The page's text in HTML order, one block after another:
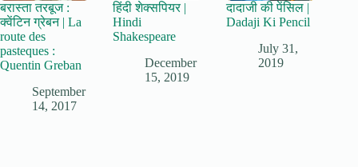
बरास्ता तरबूज :
क्वेंटिन ग्रेबन | La
route des
pasteques :
Quentin Greban
September
14, 2017
हिंदी शेक्सपियर |
Hindi
Shakespeare
December
15, 2019
दादाजी की पेंसिल |
Dadaji Ki Pencil
July 31,
2019